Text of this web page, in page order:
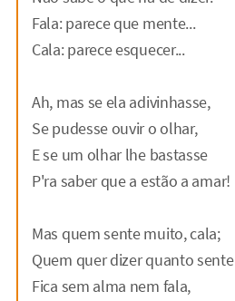
Fala: parece que mente...
Cala: parece esquecer...
Ah, mas se ela adivinhasse,
Se pudesse ouvir o olhar,
E se um olhar lhe bastasse
P'ra saber que a estão a amar!
Mas quem sente muito, cala;
Quem quer dizer quanto sente
Fica sem alma nem fala,